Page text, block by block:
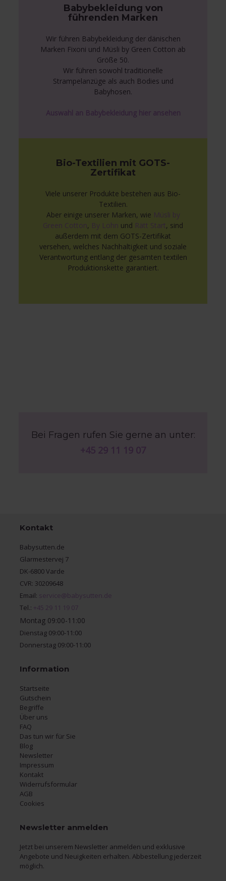
Babybekleidung von
führenden Marken
Wir führen Babybekleidung der dänischen
Marken Fixoni und Müsli by Green Cotton ab
Größe 50.
Wir führen sowohl traditionelle
Strampelanzüge als auch Bodies und
Babyhosen.
Auswahl an Babybekleidung hier ansehen
Bio-Textilien mit GOTS-
Zertifikat
Viele unserer Produkte bestehen aus Bio-
Textilien.
Aber einige unserer Marken, wie Müsli by
Green Cotton, By Lohn und Rätt Start, sind
außerdem mit dem GOTS-Zertifikat
versehen, welches Nachhaltigkeit und soziale
Verantwortung entlang der gesamten textilen
Produktionskette garantiert.
Bei Fragen rufen Sie gerne an unter:
+45 29 11 19 07
Kontakt
Babysutten.de
Glarmestervej 7
DK-6800 Varde
CVR: 30209648
Email: service@babysutten.de
Tel.: +45 29 11 19 07
Montag 09:00-11:00
Dienstag 09:00-11:00
Donnerstag 09:00-11:00
Information
Startseite
Gutschein
Begriffe
Über uns
FAQ
Das tun wir für Sie
Blog
Newsletter
Impressum
Kontakt
Widerrufsformular
AGB
Cookies
Newsletter anmelden
Jetzt bei unserem Newsletter anmelden und exklusive
Angebote und Neuigkeiten erhalten. Abbestellung jederzeit
möglich.